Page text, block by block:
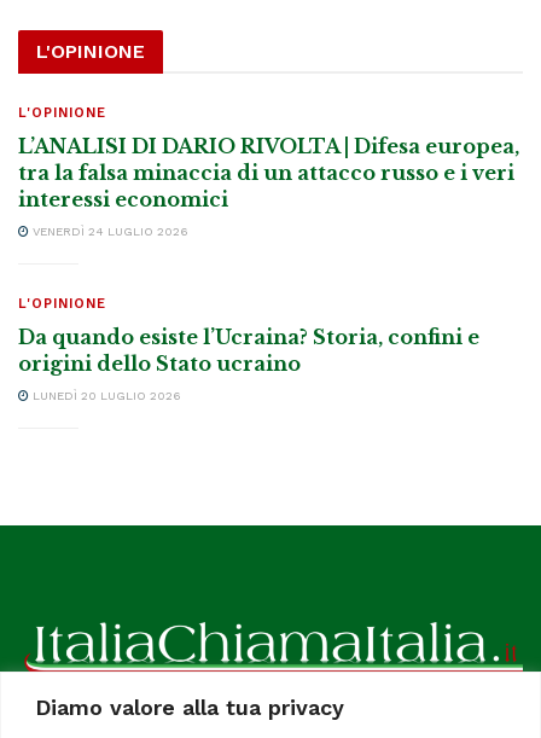
Diamo valore alla tua privacy
L'OPINIONE
L'OPINIONE
L’ANALISI DI DARIO RIVOLTA | Difesa europea,
tra la falsa minaccia di un attacco russo e i veri
interessi economici
VENERDÌ 24 LUGLIO 2026
L'OPINIONE
Da quando esiste l’Ucraina? Storia, confini e
origini dello Stato ucraino
LUNEDÌ 20 LUGLIO 2026